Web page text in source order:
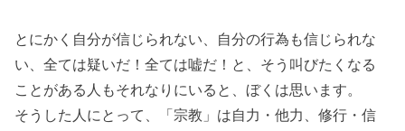
とにかく自分が信じられない、自分の行為も信じられな
い、全ては疑いだ！全ては嘘だ！と、そう叫びたくなる
ことがある人もそれなりにいると、ぼくは思います。
そうした人にとって、
「宗教」は自力・他力、修行・信